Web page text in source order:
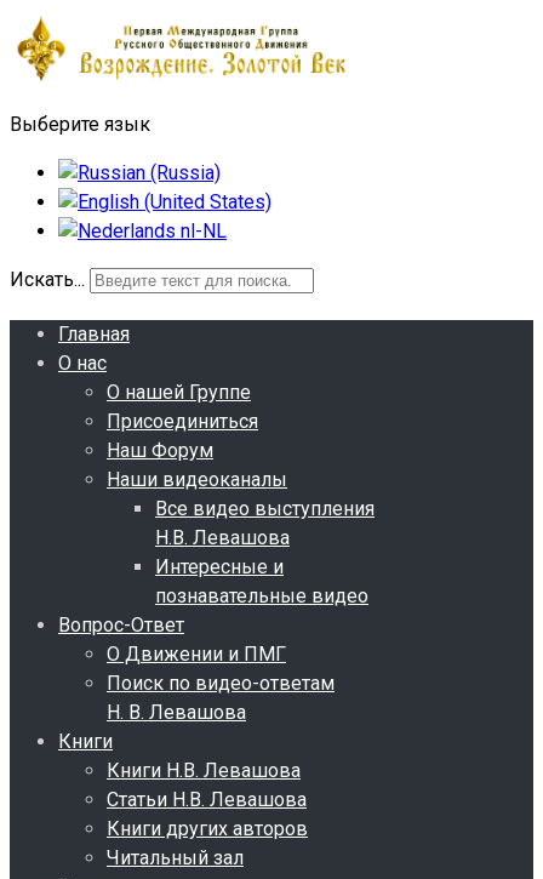
Выберите язык
Искать...
Главная
О нас
О нашей Группе
Присоединиться
Наш Форум
Наши видеоканалы
Все видео выступления
Н.В. Левашова
Интересные и
познавательные видео
Вопрос-Ответ
О Движении и ПМГ
Поиск по видео-ответам
Н. В. Левашова
Книги
Книги Н.В. Левашова
Статьи Н.В. Левашова
Книги других авторов
Читальный зал